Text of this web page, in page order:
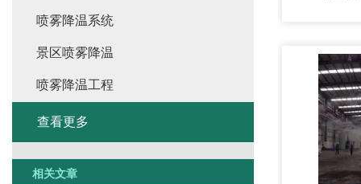
喷雾降温系统
景区喷雾降温
喷雾降温工程
查看更多
相关文章